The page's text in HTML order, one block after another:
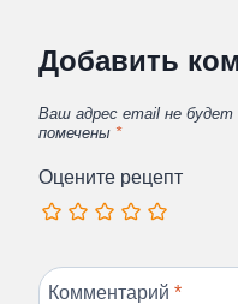
Добавить
Ваш адрес email не будет
помечены *
Оцените рецепт
Комментарий *